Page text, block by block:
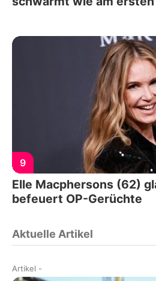
9
Elle Macphersons (62)
befeuert OP-Gerüchte
Aktuelle Artikel
Artikel -